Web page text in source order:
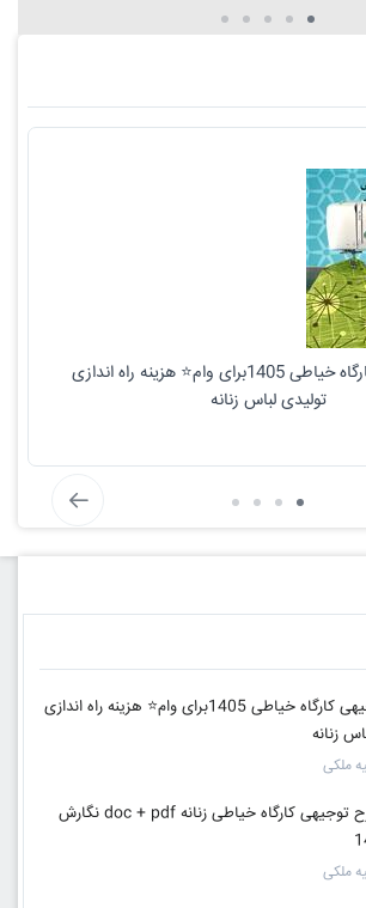
طرح توجیهی کارگاه خیاطی 1405برای وام⭐ هزینه راه اندازی
تولیدی لباس زنانه
طرح توجیهی کارگاه خیاطی 1405برای وام⭐ هزینه راه اندازی
زنانه
ملکی
دانلود طرح توجیهی کارگاه خیاطی زنانه doc + pdf نگارش
ملکی